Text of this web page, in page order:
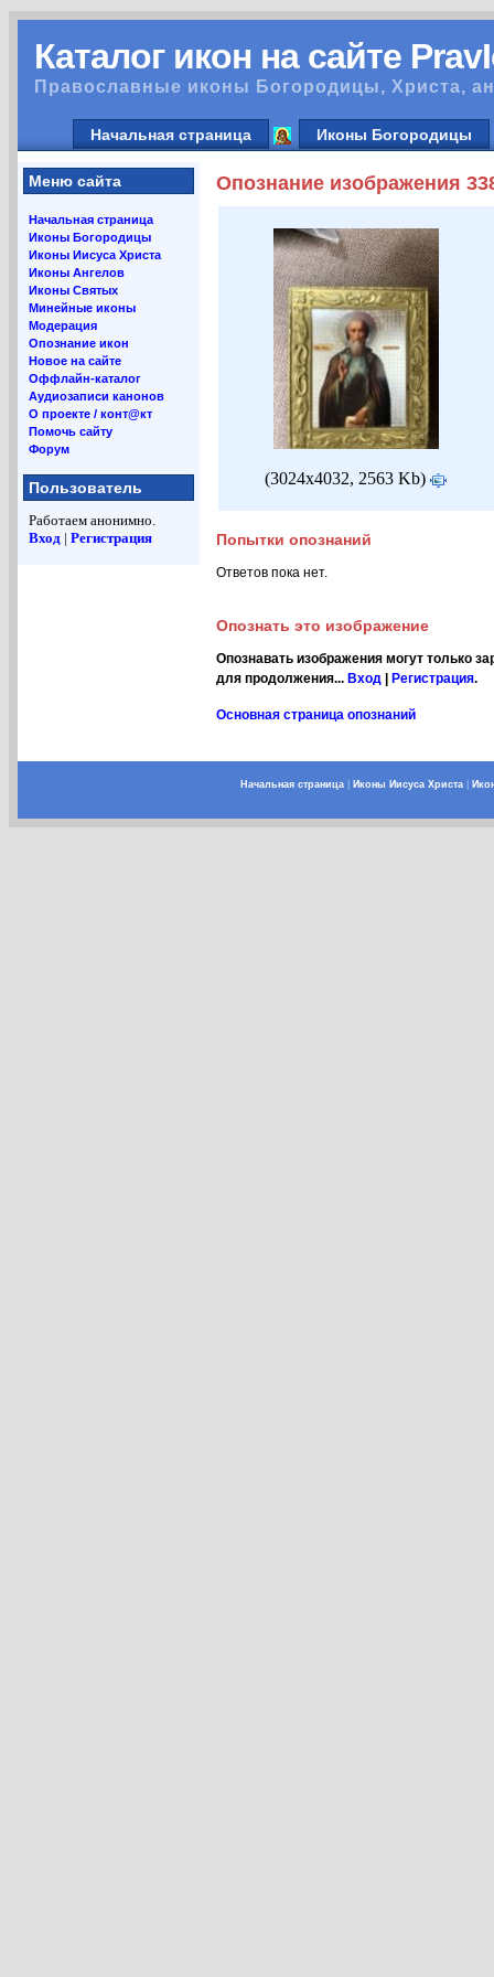
Каталог икон на сайте
Православные иконы Богородицы, Христа,
Начальная страница Иконы Богородицы
Меню сайта
Начальная страница
Иконы Богородицы
Иконы Иисуса Христа
Иконы Ангелов
Иконы Святых
Минейные иконы
Модерация
Опознание икон
Новое на сайте
Оффлайн-каталог
Аудиозаписи канонов
О проекте / конт@кт
Помочь сайту
Форум
Пользователь
Работаем анонимно.
Вход | Регистрация
Опознание изображения
(3024x4032, 2563 Kb)
Попытки опознаний
Ответов пока нет.
Опознать это изображение
Опознавать изображения могут только
для продолжения... Вход Регистрация.
Основная страница опознаний
Начальная страница| Иконы Иисуса Христа|